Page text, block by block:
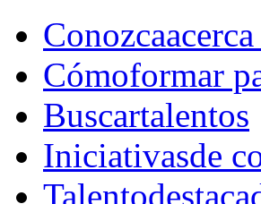
Conozca
Cómoformar
Buscartalentos
Iniciativasde
Talento